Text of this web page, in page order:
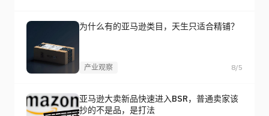
为什么有的亚马逊类目，天生只适合精铺？
产业观察 8/5
亚马逊大卖新品快速进入BSR，普通卖家该
抄的不是品，是打法